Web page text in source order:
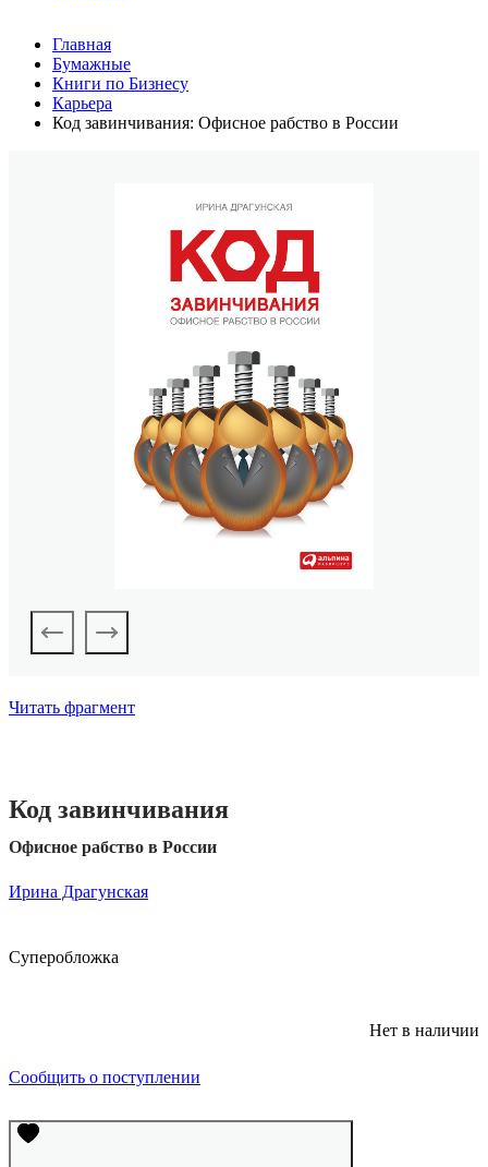
Главная
Бумажные
Книги по Бизнесу
Карьера
Код завинчивания: Офисное рабство в России
Читать фрагмент
Код завинчивания
Офисное рабство в России
Ирина Драгунская
Суперобложка
Нет в наличии
Сообщить о поступлении